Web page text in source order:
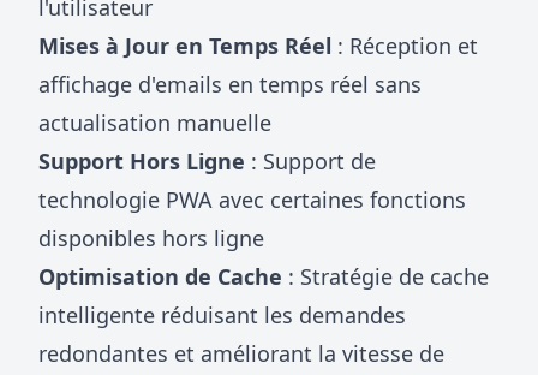
l'utilisateur
Mises à Jour en Temps Réel : Réception et
affichage d'emails en temps réel sans
actualisation manuelle
Support Hors Ligne : Support de
technologie PWA avec certaines fonctions
disponibles hors ligne
Optimisation de Cache : Stratégie de cache
intelligente réduisant les demandes
redondantes et améliorant la vitesse de